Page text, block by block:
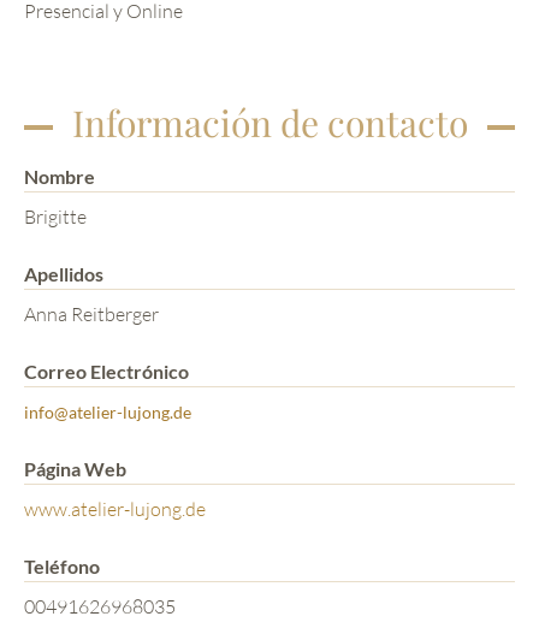
Presencial y Online
Información de contacto
Nombre
Brigitte
Apellidos
Anna Reitberger
Correo Electrónico
info@atelier-lujong.de
Página Web
www.atelier-lujong.de
Teléfono
00491626968035